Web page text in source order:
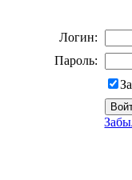
Логин:
Пароль: